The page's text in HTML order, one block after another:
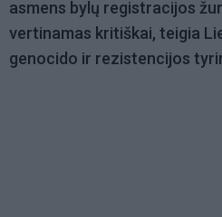
asmens bylų registracijos
vertinamas kritiškai, teigia
genocido ir rezistencijos